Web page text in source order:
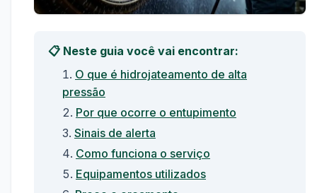
📋 Neste guia você vai encontrar:
O que é hidrojateamento de alta
pressão
Por que ocorre o entupimento
Sinais de alerta
Como funciona o serviço
Equipamentos utilizados